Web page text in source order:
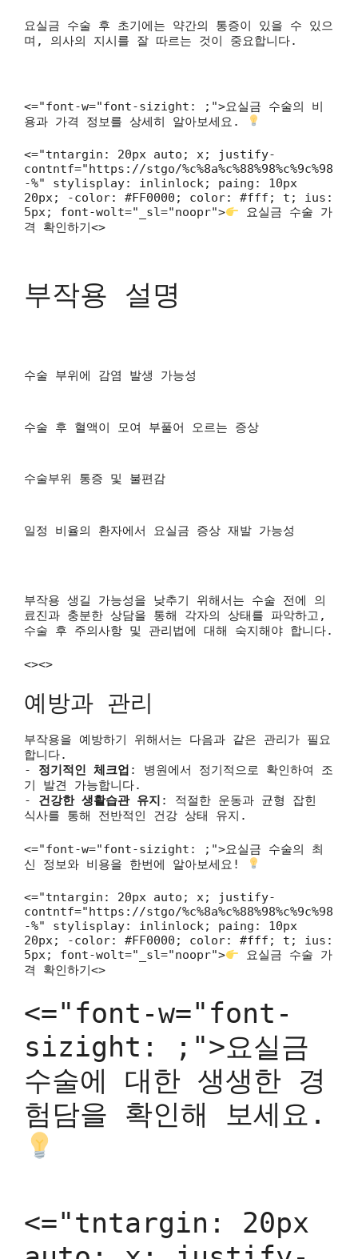
요실금 수술 후 초기에는 약간의 통증이 있을 수 있으
며, 의사의 지시를 잘 따르는 것이 중요합니다.
<="font-w="font-sizight: ;">요실금 수술의 비
용과 가격 정보를 상세히 알아보세요.
<="tntargin: 20px auto; x; justify-
contntf="https://stgo/%c%8a%c%88%98%c%9c%98
-%" stylisplay: inlinlock; paing: 10px
20px; -color: #FF0000; color: #fff; t; ius:
5px; font-wolt="_sl="noopr">
요실금 수술 가
격 확인하기<>
부작용 설명
수술 부위에 감염 발생 가능성
수술 후 혈액이 모여 부풀어 오르는 증상
수술부위 통증 및 불편감
일정 비율의 환자에서 요실금 증상 재발 가능성
부작용 생길 가능성을 낮추기 위해서는 수술 전에 의
료진과 충분한 상담을 통해 각자의 상태를 파악하고,
수술 후 주의사항 및 관리법에 대해 숙지해야 합니다.
<><>
예방과 관리
부작용을 예방하기 위해서는 다음과 같은 관리가 필요
합니다.
- 정기적인 체크업 : 병원에서 정기적으로 확인하여 조
기 발견 가능합니다.
- 건강한 생활습관 유지 : 적절한 운동과 균형 잡힌
식사를 통해 전반적인 건강 상태 유지.
<="font-w="font-sizight: ;">요실금 수술의 최
신 정보와 비용을 한번에 알아보세요!
<="tntargin: 20px auto; x; justify-
contntf="https://stgo/%c%8a%c%88%98%c%9c%98
-%" stylisplay: inlinlock; paing: 10px
20px; -color: #FF0000; color: #fff; t; ius:
5px; font-wolt="_sl="noopr">
요실금 수술 가
격 확인하기<>
<="font-w="font-
sizight: ;">요실금
수술에 대한 생생한 경
험담을 확인해 보세요.
<="tntargin: 20px